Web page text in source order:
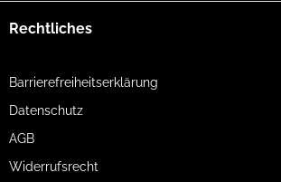
Rechtliches
Barrierefreiheitserklärung
Datenschutz
AGB
Widerrufsrecht